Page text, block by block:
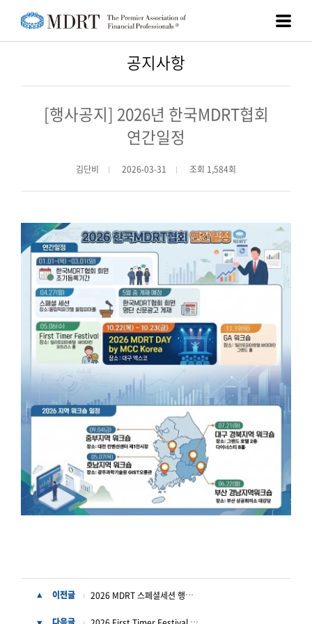
공지사항
[행사공지] 2026년 한국MDRT협회
연간일정
김단비 2026-03-31 조회 1,584회
▲ 이전글 2026 MDRT 스페셜세션 행사 안내